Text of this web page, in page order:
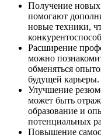
Получение
помогают
новые техники,
Расширение
можно
обменяться
будущей карьеры.
Улучшение
может быть
образование и
потенциальных
Повышение